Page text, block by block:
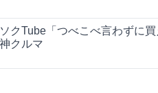
クTube「つべこべ言わずに
クルマ